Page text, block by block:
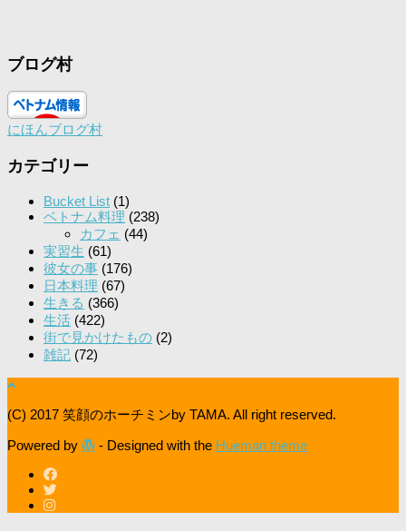
ブログ村
にほんブログ村
カテゴリー
Bucket List (1)
ベトナム料理 (238)
カフェ (44)
実習生 (61)
彼女の事 (176)
日本料理 (67)
生きる (366)
生活 (422)
街で見かけたもの (2)
雑記 (72)
(C) 2017 笑顔のホーチミンby TAMA. All right reserved.
Powered by - Designed with the Hueman theme